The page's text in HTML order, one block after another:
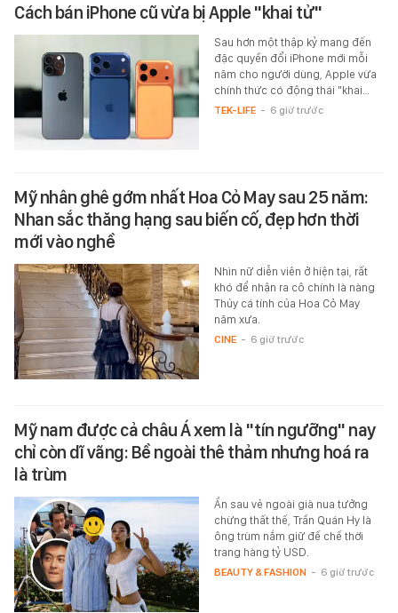
Cách bán iPhone cũ vừa bị Apple "khai tử"
Sau hơn một thập kỷ mang đến
đặc quyền đổi iPhone mới mỗi
năm cho người dùng, Apple vừa
chính thức có động thái "khai…
TEK-LIFE - 6 giờ trước
Mỹ nhân ghê gớm nhất Hoa Cỏ May sau 25 năm:
Nhan sắc thăng hạng sau biến cố, đẹp hơn thời
mới vào nghề
Nhìn nữ diễn viên ở hiện tại, rất
khó để nhận ra cô chính là nàng
Thủy cá tính của Hoa Cỏ May
năm xưa.
CINE - 6 giờ trước
Mỹ nam được cả châu Á xem là "tín ngưỡng" nay
chỉ còn dĩ vãng: Bề ngoài thê thảm nhưng hoá ra
là trùm
Ẩn sau vẻ ngoài già nua tưởng
chừng thất thế, Trần Quán Hy là
ông trùm nắm giữ đế chế thời
trang hàng tỷ USD.
BEAUTY & FASHION - 6 giờ trước